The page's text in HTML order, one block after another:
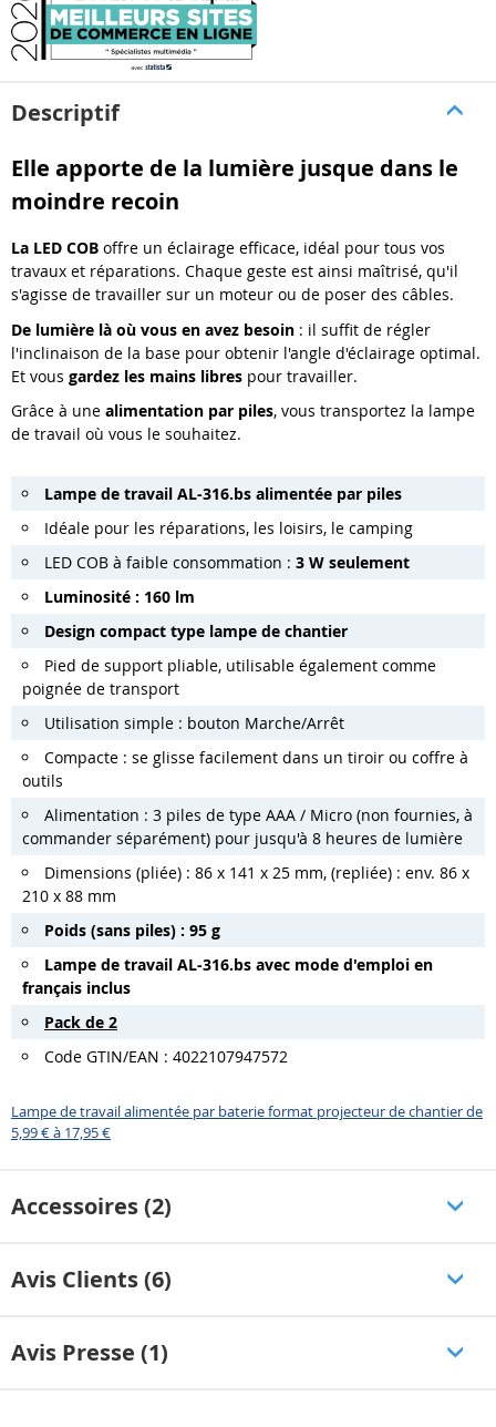
Descriptif
Elle apporte de la lumière jusque dans le
moindre recoin
La LED COB offre un éclairage efficace, idéal pour tous vos
travaux et réparations. Chaque geste est ainsi maîtrisé, qu'il
s'agisse de travailler sur un moteur ou de poser des câbles.
De lumière là où vous en avez besoin : il suffit de régler
l'inclinaison de la base pour obtenir l'angle d'éclairage optimal.
Et vous gardez les mains libres pour travailler.
Grâce à une alimentation par piles, vous transportez la lampe
de travail où vous le souhaitez.
Lampe de travail AL-316.bs alimentée par piles
Idéale pour les réparations, les loisirs, le camping
LED COB à faible consommation : 3 W seulement
Luminosité : 160 lm
Design compact type lampe de chantier
Pied de support pliable, utilisable également comme
poignée de transport
Utilisation simple : bouton Marche/Arrêt
Compacte : se glisse facilement dans un tiroir ou coffre à
outils
Alimentation : 3 piles de type AAA / Micro (non fournies, à
commander séparément) pour jusqu'à 8 heures de lumière
Dimensions (pliée) : 86 x 141 x 25 mm, (repliée) : env. 86 x
210 x 88 mm
Poids (sans piles) : 95 g
Lampe de travail AL-316.bs avec mode d'emploi en
français inclus
Pack de 2
Code GTIN/EAN : 4022107947572
Lampe de travail alimentée par baterie format projecteur de chantier de
5,99 € à 17,95 €
Accessoires (2)
Avis Clients (6)
Avis Presse (1)